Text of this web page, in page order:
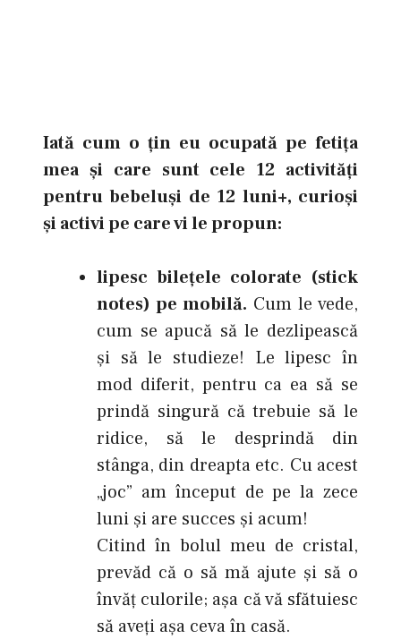
Iată cum o ţin eu ocupată pe fetiţa
mea şi care sunt cele 12 activităţi
pentru bebeluşi de 12 luni+, curioşi
şi activi pe care vi le propun:
lipesc bileţele colorate (stick
notes) pe mobilă. Cum le vede,
cum se apucă să le dezlipească
şi să le studieze! Le lipesc în
mod diferit, pentru ca ea să se
prindă singură că trebuie să le
ridice, să le desprindă din
stânga, din dreapta etc. Cu acest
„joc” am început de pe la zece
luni şi are succes şi acum!
Citind în bolul meu de cristal,
prevăd că o să mă ajute şi să o
învăţ culorile; aşa că vă sfătuiesc
să aveţi aşa ceva în casă.